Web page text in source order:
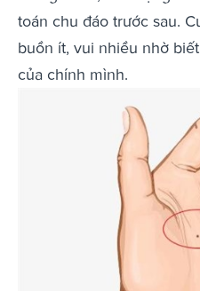
toán chu đáo trước sau.
buồn ít, vui nhiều nhờ
của chính mình.